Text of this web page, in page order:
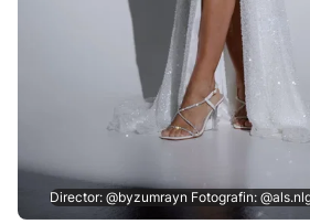
Director: @byzumrayn Fotografin: